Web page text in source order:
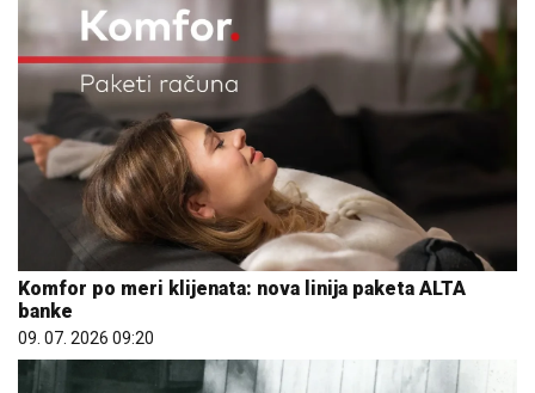
Komfor po meri klijenata: nova linija paketa ALTA
banke
09. 07. 2026 09:20